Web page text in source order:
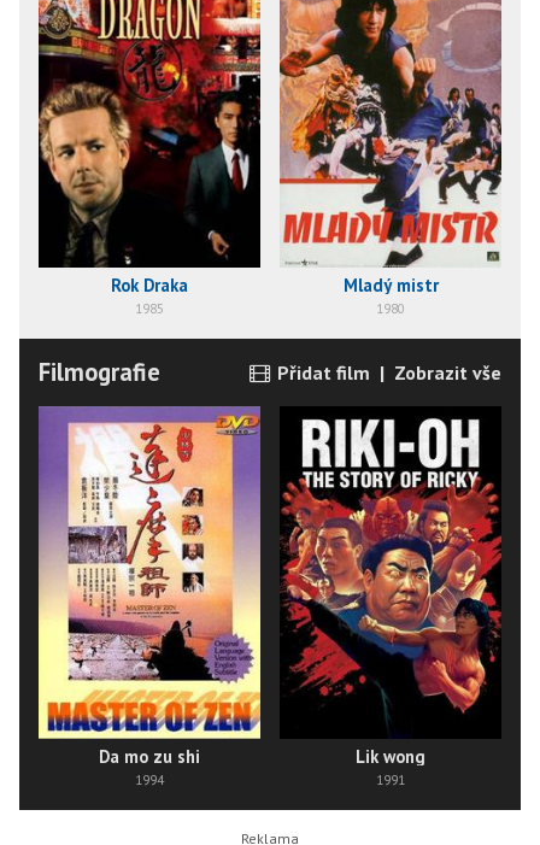
Rok Draka
1985
Mladý mistr
1980
Filmografie Přidat film | Zobrazit vše
Da mo zu shi
1994
Lik wong
1991